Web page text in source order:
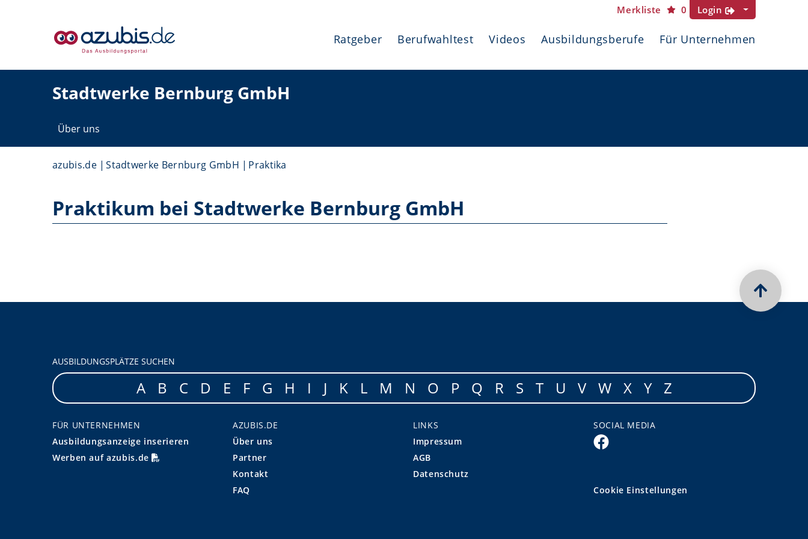
Merkliste 0 Login
Ratgeber Berufwahltest Videos Ausbildungsberufe Für Unternehmen
Stadtwerke Bernburg GmbH
Über uns
azubis.de Stadtwerke Bernburg GmbH Praktika
Praktikum bei Stadtwerke Bernburg GmbH
AUSBILDUNGSPLÄTZE SUCHEN
A B C D E F G H I J K L M N O P Q R S T U V W X Y Z
FÜR UNTERNEHMEN
Ausbildungsanzeige inserieren
Werben auf azubis.de
AZUBIS.DE
Über uns
Partner
Kontakt
FAQ
LINKS
Impressum
AGB
Datenschutz
SOCIAL MEDIA
Cookie Einstellungen